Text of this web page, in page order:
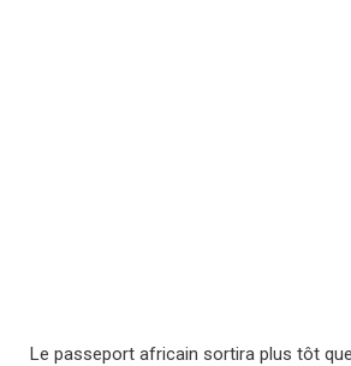
Le passeport africain sortira plus tôt